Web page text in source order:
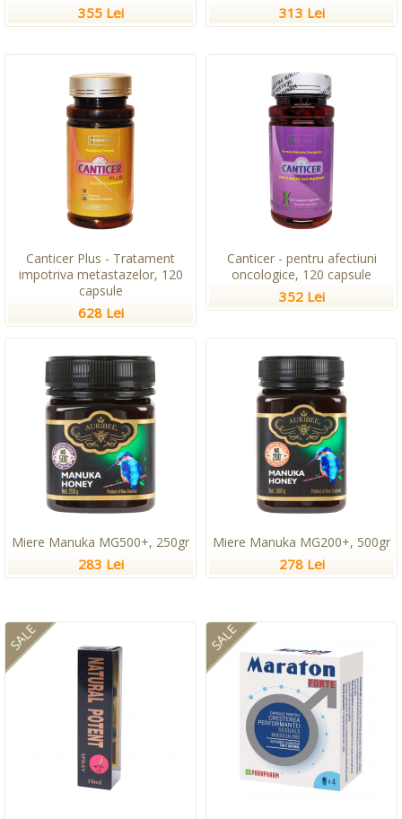
355 Lei 313 Lei
Canticer Plus - Tratament
impotriva metastazelor, 120
capsule
628 Lei
Canticer - pentru afectiuni
oncologice, 120 capsule
352 Lei
Miere Manuka MG500+, 250gr
283 Lei
Miere Manuka MG200+, 500gr
278 Lei
SALE SALE